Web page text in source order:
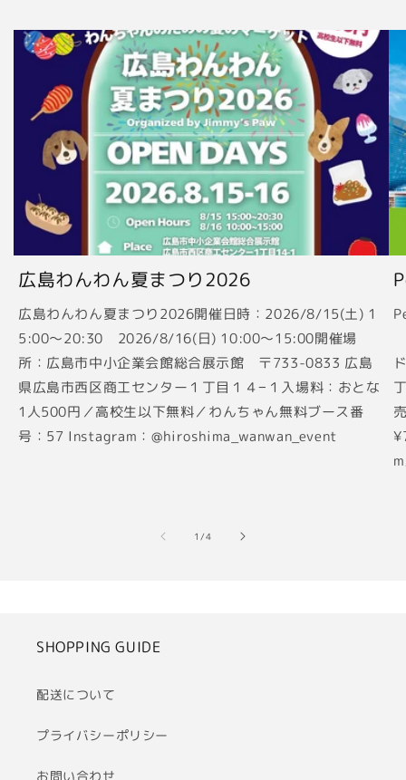
広島わんわん夏まつり2026
広島わんわん夏まつり2026開催日時：2026/8/15(土) 1
5:00〜20:30 2026/8/16(日) 10:00〜15:00開催場
所：広島市中小企業会館総合展示館 〒733-0833 広島
県広島市西区商工センター１丁目１４−１入場料：おとな
1人500円／高校生以下無料／わんちゃん無料ブース番
号：57 Instagram：@hiroshima_wanwan_event
1 /の
4
SHOPPING GUIDE
配送について
プライバシーポリシー
お問い合わせ